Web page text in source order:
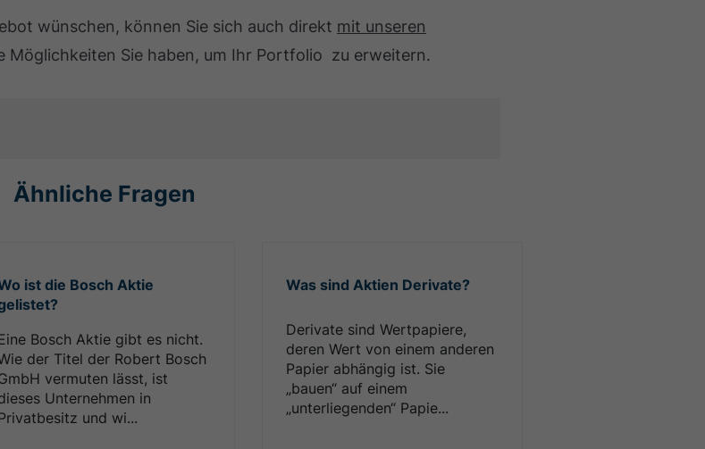
wünschen, können Sie sich auch direkt mit unseren
Möglichkeiten Sie haben, um Ihr Portfolio zu erweitern.
Ähnliche Fragen
ist die Bosch Aktie
Bosch Aktie gibt es nicht.
der Titel der Robert Bosch
vermuten lässt, ist
Unternehmen in
und wi...
Was sind Aktien Derivate?
Derivate sind Wertpapiere,
deren Wert von einem anderen
Papier abhängig ist. Sie
„bauen“ auf einem
„unterliegenden“ Papie...